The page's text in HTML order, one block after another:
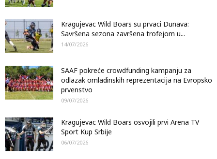
Kragujevac Wild Boars su prvaci Dunava:
Savršena sezona završena trofejom u...
14/07/2026
SAAF pokreće crowdfunding kampanju za
odlazak omladinskih reprezentacija na Evropsko
prvenstvo
09/07/2026
Kragujevac Wild Boars osvojili prvi Arena TV
Sport Kup Srbije
06/07/2026